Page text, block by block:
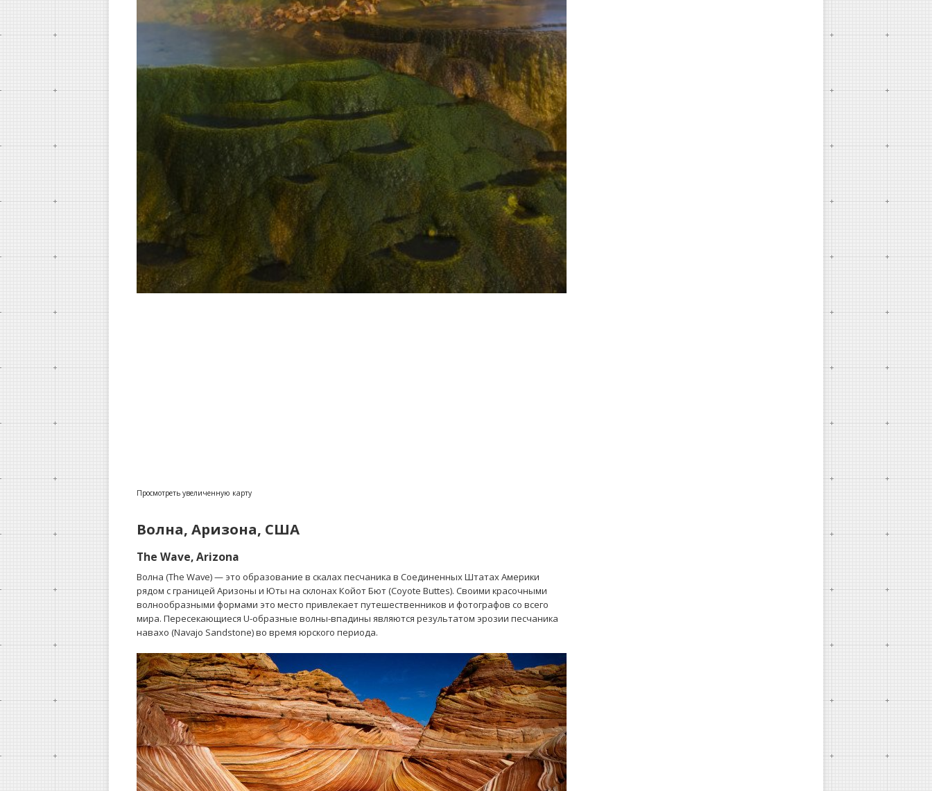
Просмотреть увеличенную карту
Волна, Аризона, США
The Wave, Arizona
Волна (The Wave) — это образование в скалах песчаника в Соединенных Штатах Америки
рядом с границей Аризоны и Юты на склонах Койот Бют (Coyote Buttes). Своими красочными
волнообразными формами это место привлекает путешественников и фотографов со всего
мира. Пересекающиеся U-образные волны-впадины являются результатом эрозии песчаника
навахо (Navajo Sandstone) во время юрского периода.